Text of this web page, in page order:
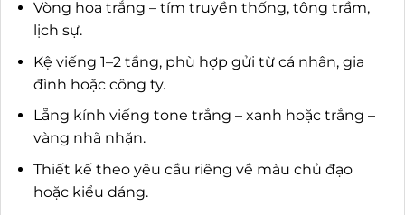
Vòng hoa trắng – tím truyền thống, tông trầm,
lịch sự.
Kệ viếng 1–2 tầng, phù hợp gửi từ cá nhân, gia
đình hoặc công ty.
Lẵng kính viếng tone trắng – xanh hoặc trắng –
vàng nhã nhặn.
Thiết kế theo yêu cầu riêng về màu chủ đạo
hoặc kiểu dáng.